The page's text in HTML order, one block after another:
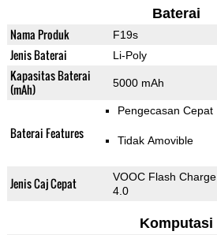
Baterai
Nama Produk F19s
Jenis Baterai Li-Poly
Kapasitas Baterai
(mAh)
5000 mAh
Baterai Features
Pengecasan Cepat
Tidak Amovible
Jenis Caj Cepat
VOOC Flash Charge
4.0
Komputasi